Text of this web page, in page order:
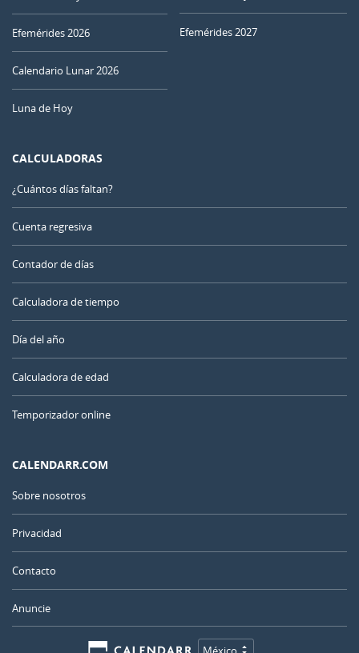
Efemérides 2026
Calendario Lunar 2026
Luna de Hoy
Efemérides 2027
CALCULADORAS
¿Cuántos días faltan?
Cuenta regresiva
Contador de días
Calculadora de tiempo
Día del año
Calculadora de edad
Temporizador online
CALENDARR.COM
Sobre nosotros
Privacidad
Contacto
Anuncie